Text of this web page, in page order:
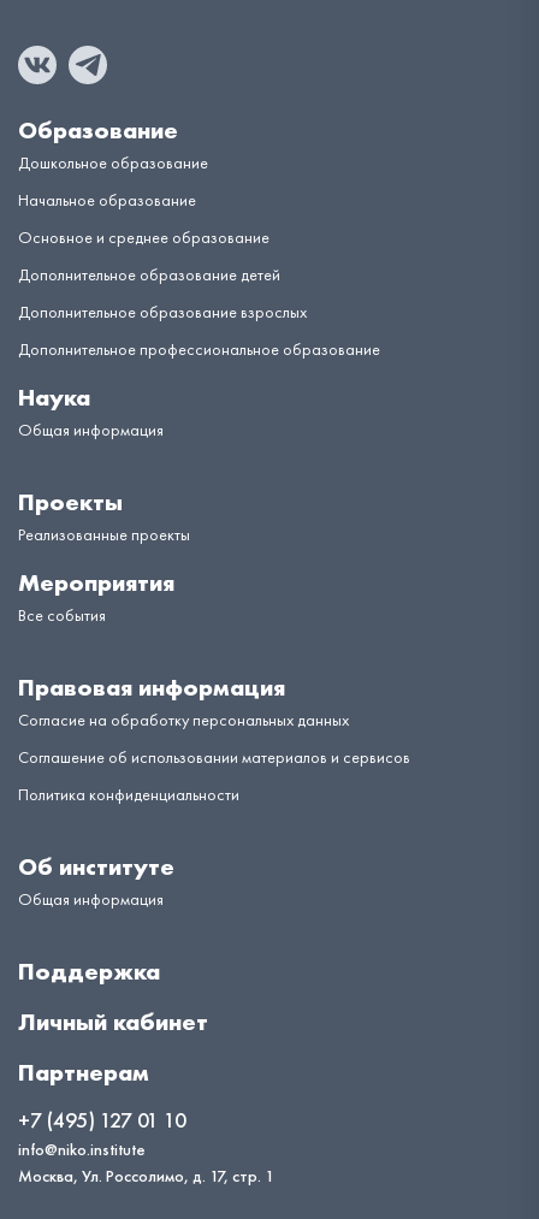
Образование
Дошкольное образование
Начальное образование
Основное и среднее образование
Дополнительное образование детей
Дополнительное образование взрослых
Дополнительное профессиональное образование
Наука
Общая информация
Проекты
Реализованные проекты
Мероприятия
Все события
Правовая информация
Согласие на обработку персональных данных
Соглашение об использовании материалов и сервисов
Политика конфиденциальности
Об институте
Общая информация
Поддержка
Личный кабинет
Партнерам
+7 (495) 127 01 10
info@niko.institute
Москва, Ул. Россолимо, д. 17, стр. 1